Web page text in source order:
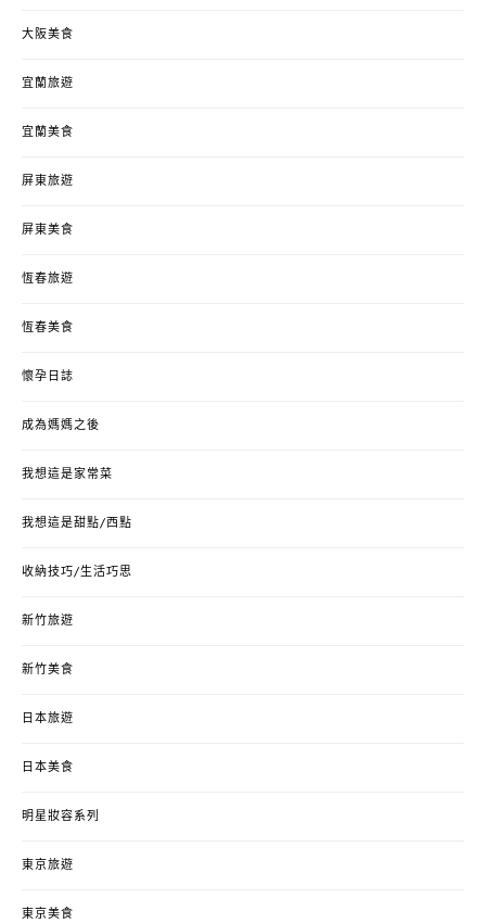
大阪美食
宜蘭旅遊
宜蘭美食
屏東旅遊
屏東美食
恆春旅遊
恆春美食
懷孕日誌
成為媽媽之後
我想這是家常菜
我想這是甜點/西點
收納技巧/生活巧思
新竹旅遊
新竹美食
日本旅遊
日本美食
明星妝容系列
東京旅遊
東京美食